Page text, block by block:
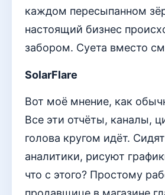
каждом пересыпанном
настоящий бизнес
забором. Суета вместо
SolarFlare
Вот моё мнение, как
Все эти отчёты, каналы,
голова кругом идёт.
аналитики, рисуют
что с этого? Простому